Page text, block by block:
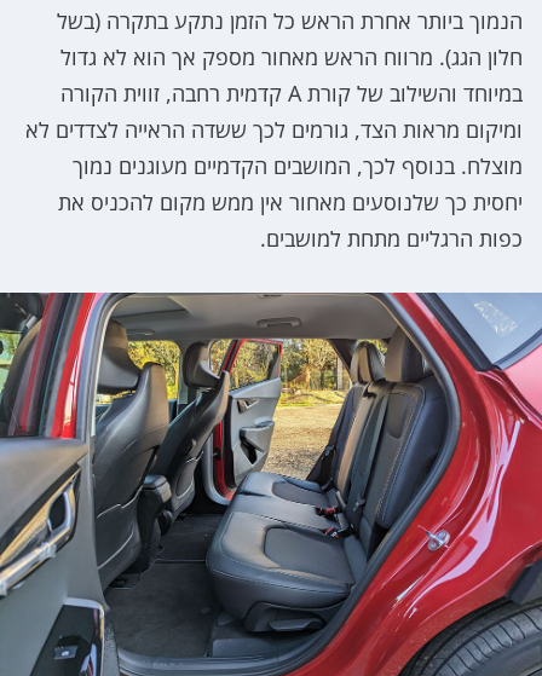
הנמוך ביותר אחרת הראש כל הזמן נתקע בתקרה (בשל
חלון הגג). מרווח הראש מאחור מספק אך הוא לא גדול
במיוחד והשילוב של קורת A קדמית רחבה, זווית הקורה
ומיקום מראות הצד, גורמים לכך ששדה הראייה לצדדים לא
מוצלח. בנוסף לכך, המושבים הקדמיים מעוגנים נמוך
יחסית כך שלנוסעים מאחור אין ממש מקום להכניס את
כפות הרגליים מתחת למושבים.